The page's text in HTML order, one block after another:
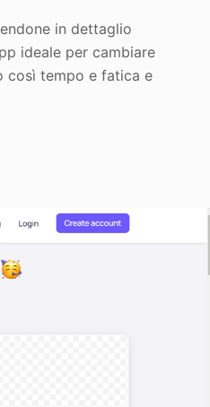
in dettaglio
ideale per cambiare
così tempo e fatica e